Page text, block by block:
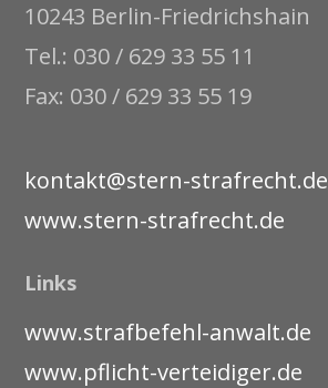
10243 Berlin-Friedrichshain
Tel.: 030 / 629 33 55 11
Fax: 030 / 629 33 55 19
kontakt@stern-strafrecht.de
www.stern-strafrecht.de
Links
www.strafbefehl-anwalt.de
www.pflicht-verteidiger.de